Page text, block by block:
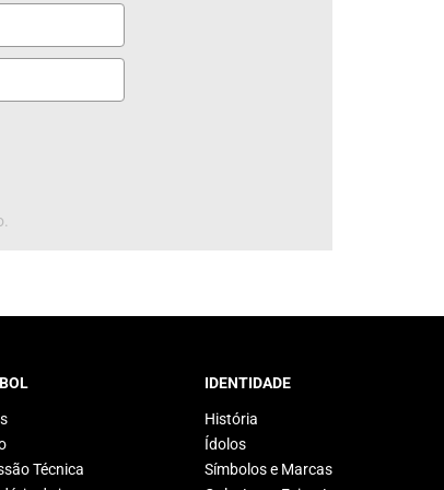
Técnica
IDENTIDADE
História
Ídolos
Símbolos e Marcas